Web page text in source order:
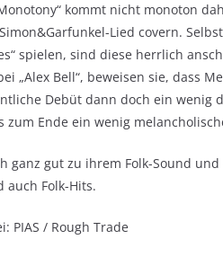
kommt nicht monoton
Lied covern.
spielen, sind diese herrlich
„Alex Bell“, beweisen sie, dass
Debüt dann doch ein wenig
zum Ende ein wenig
ganz gut zu ihrem Folk-Sound
auch Folk-Hits.
PIAS / Rough Trade